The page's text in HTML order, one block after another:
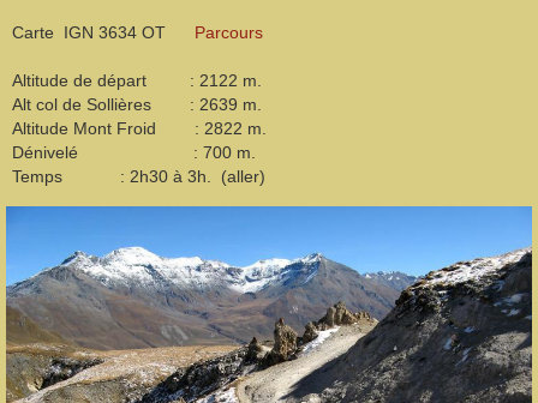
Carte IGN 3634 OT Parcours
Altitude de départ : 2122 m.
Alt col de Sollières : 2639 m.
Altitude Mont Froid : 2822 m.
Dénivelé : 700 m.
Temps : 2h30 à 3h. (aller)